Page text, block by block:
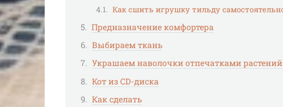
Как сшить игрушку тильду
Предназначение комфортера
Выбираем ткань
Украшаем наволочки отпечатками растений
Кот из CD-диска
Как сделать